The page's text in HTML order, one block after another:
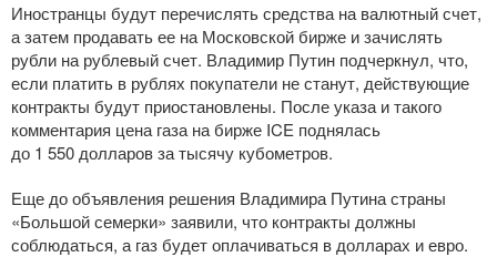
Иностранцы будут перечислять средства на валютный счет,
а затем продавать ее на Московской бирже и зачислять
рубли на рублевый счет. Владимир Путин подчеркнул, что,
если платить в рублях покупатели не станут, действующие
контракты будут приостановлены. После указа и такого
комментария цена газа на бирже ICE поднялась
до 1 550 долларов за тысячу кубометров.
Еще до объявления решения Владимира Путина страны
«Большой семерки» заявили, что контракты должны
соблюдаться, а газ будет оплачиваться в долларах и евро.